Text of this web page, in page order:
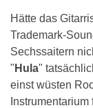
Hätte das
Trademark-
Sechssaitern
" Hula"
einst wüsten